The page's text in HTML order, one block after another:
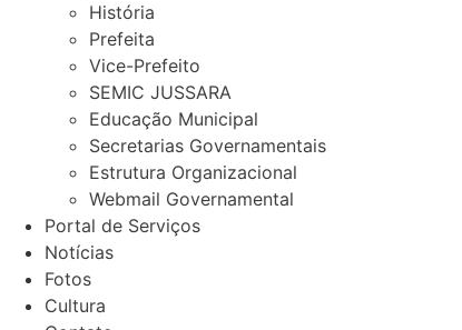
História
Prefeita
Vice-Prefeito
SEMIC JUSSARA
Educação Municipal
Secretarias Governamentais
Estrutura Organizacional
Webmail Governamental
Portal de Serviços
Notícias
Fotos
Cultura